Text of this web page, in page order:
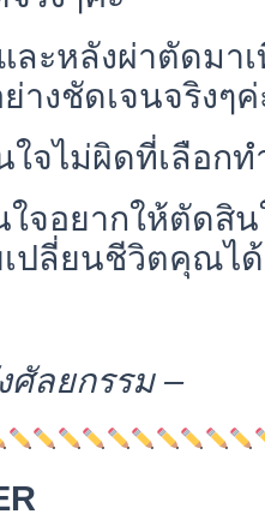
ละหลังผ่าตัดมา
างชัดเจนจริงๆค่
จไม่ผิดที่เลือก
จอยากให้ตัดสิ
ปลี่ยนชีวิตคุณไ
ลยกรรม –